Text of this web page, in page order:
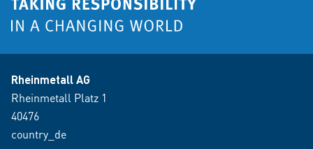
Rheinmetall AG
Rheinmetall Platz 1
40476
country_de